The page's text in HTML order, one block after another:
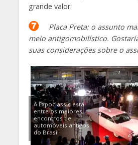
grande valor.
Placa Preta: o assunto
meio antigomobilístico.
suas considerações sobre o
A Expoclassic está
entre os maiores
encontros de
automóveis antigos
do Brasil